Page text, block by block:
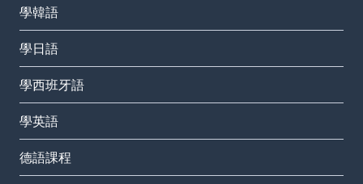
學韓語
學日語
學西班牙語
學英語
德語課程